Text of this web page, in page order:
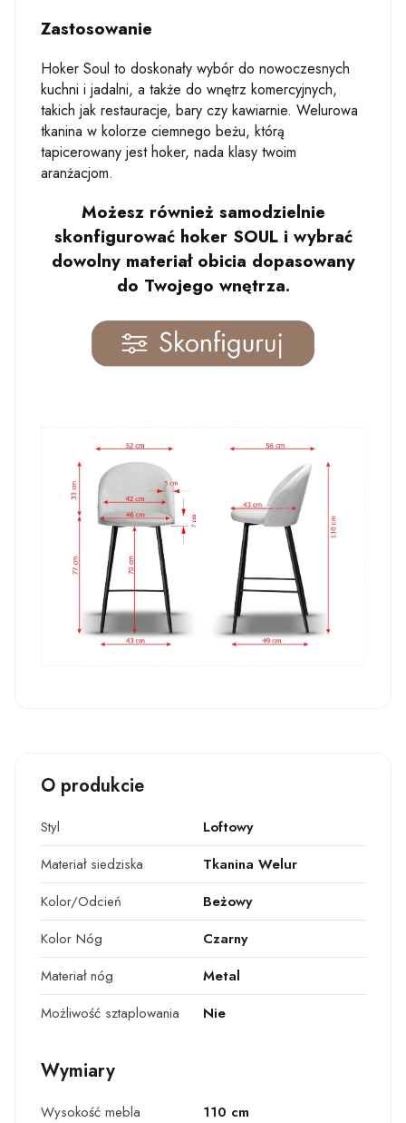
Zastosowanie
Hoker Soul to doskonały wybór do nowoczesnych
kuchni i jadalni, a także do wnętrz komercyjnych,
takich jak restauracje, bary czy kawiarnie. Welurowa
tkanina w kolorze ciemnego beżu, którą
tapicerowany jest hoker, nada klasy twoim
aranżacjom.
Możesz również samodzielnie
skonfigurować hoker SOULi wybrać
dowolny materiał obicia dopasowany
do Twojego wnętrza.
O produkcie
Styl
Loftowy
Materiał siedziska
Tkanina Welur
Kolor/Odcień
Beżowy
Kolor Nóg
Czarny
Materiał nóg
Metal
Możliwość sztaplowania
Nie
Wymiary
Wysokość mebla
110 cm